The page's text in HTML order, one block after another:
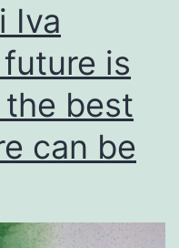
Iva
is
best
can be